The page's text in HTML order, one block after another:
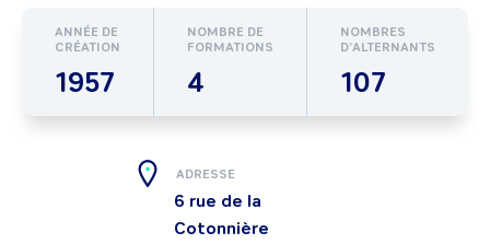
ANNÉE DE
CRÉATION
1957
NOMBRE DE
FORMATIONS
4
NOMBRES
D’ALTERNANTS
107
ADRESSE
6 rue de la
Cotonnière